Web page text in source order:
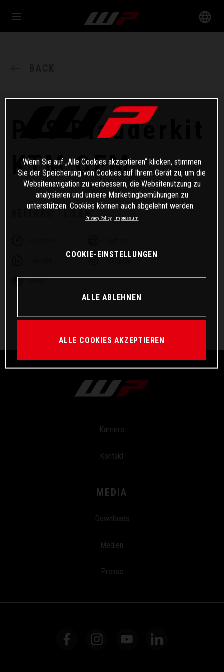
PDS Bladderkit
KTM OEM
BEITRAG TEILEN
Karriere
Kontakt
MEDIA
Downloads
Medien
Presse
Wenn Sie auf „Alle Cookies akzeptieren“ klicken, stimmen
Sie der Speicherung von Cookies auf Ihrem Gerät zu, um die
Websitenavigation zu verbessern, die Websitenutzung zu
analysieren und unsere Marketingbemühungen zu
unterstützen. Cookies können auch abgelehnt werden.
Privacy Policy Impressum
COOKIE-EINSTELLUNGEN
ALLE ABLEHNEN
ALLE COOKIES AKZEPTIEREN